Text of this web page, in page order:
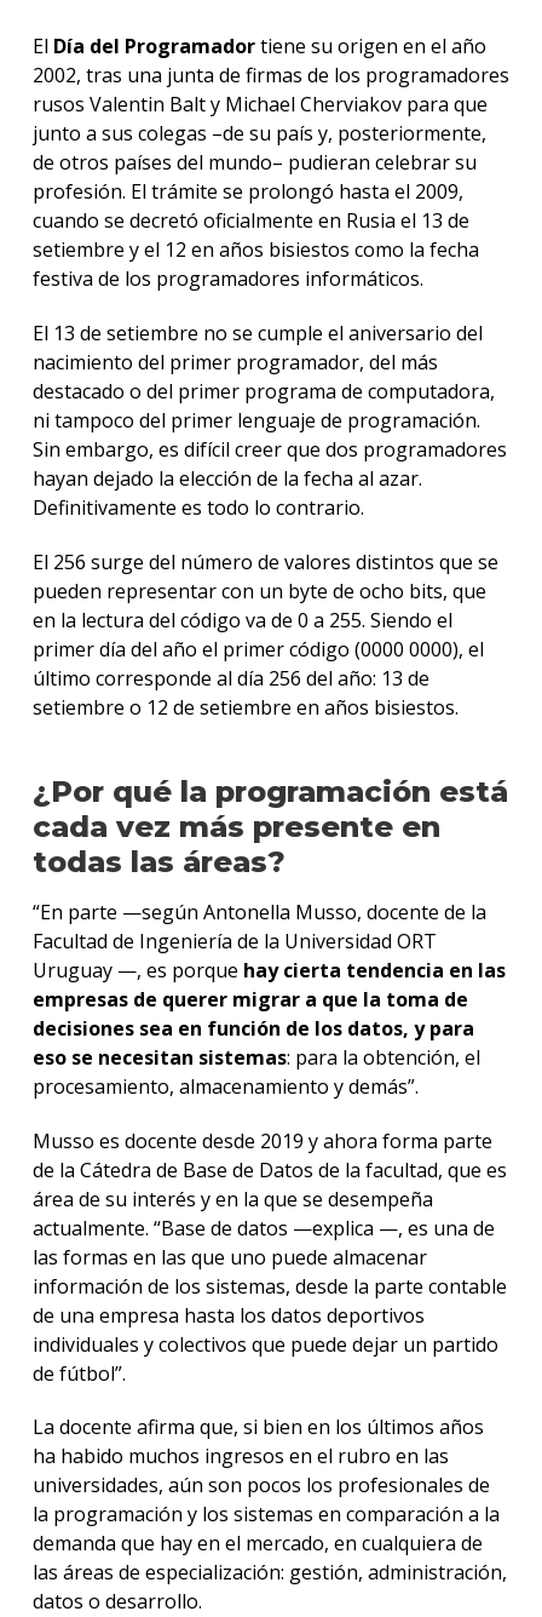
El Día del Programadortiene su origen en el año
2002, tras una junta de firmas de los programadores
rusos Valentin Balt y Michael Cherviakov para que
junto a sus colegas –de su país y, posteriormente,
de otros países del mundo– pudieran celebrar su
profesión. El trámite se prolongó hasta el 2009,
cuando se decretó oficialmente en Rusia el 13 de
setiembre y el 12 en años bisiestos como la fecha
festiva de los programadores informáticos.
El 13 de setiembre no se cumple el aniversario del
nacimiento del primer programador, del más
destacado o del primer programa de computadora,
ni tampoco del primer lenguaje de programación.
Sin embargo, es difícil creer que dos programadores
hayan dejado la elección de la fecha al azar.
Definitivamente es todo lo contrario.
El 256 surge del número de valores distintos que se
pueden representar con un byte de ocho bits, que
en la lectura del código va de 0 a 255. Siendo el
primer día del año el primer código (0000 0000), el
último corresponde al día 256 del año: 13 de
setiembre o 12 de setiembre en años bisiestos.
¿Por qué la programación está
cada vez más presente en
todas las áreas?
“En parte —según Antonella Musso, docente de la
Facultad de Ingeniería de la Universidad ORT
Uruguay —, es porque hay cierta tendencia en las
empresas de querer migrar a que la toma de
decisiones sea en función de los datos, y para
eso se necesitan sistemas: para la obtención, el
procesamiento, almacenamiento y demás”.
Musso es docente desde 2019 y ahora forma parte
de la Cátedra de Base de Datos de la facultad, que es
área de su interés y en la que se desempeña
actualmente. “Base de datos —explica —, es una de
las formas en las que uno puede almacenar
información de los sistemas, desde la parte contable
de una empresa hasta los datos deportivos
individuales y colectivos que puede dejar un partido
de fútbol”.
La docente afirma que, si bien en los últimos años
ha habido muchos ingresos en el rubro en las
universidades, aún son pocos los profesionales de
la programación y los sistemas en comparación a la
demanda que hay en el mercado, en cualquiera de
las áreas de especialización: gestión, administración,
datos o desarrollo.